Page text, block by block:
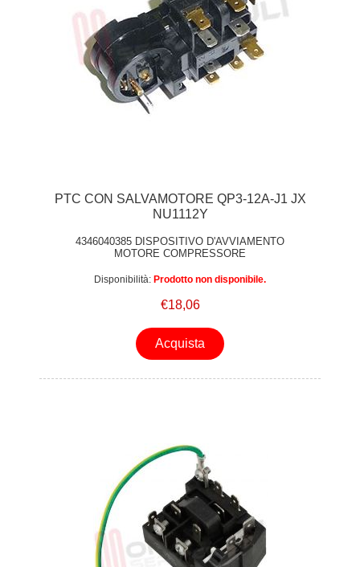
PTC CON SALVAMOTORE QP3-12A-J1 JX
NU1112Y
4346040385 DISPOSITIVO D'AVVIAMENTO
MOTORE COMPRESSORE
Disponibilità: Prodotto non disponibile.
€18,06
Acquista